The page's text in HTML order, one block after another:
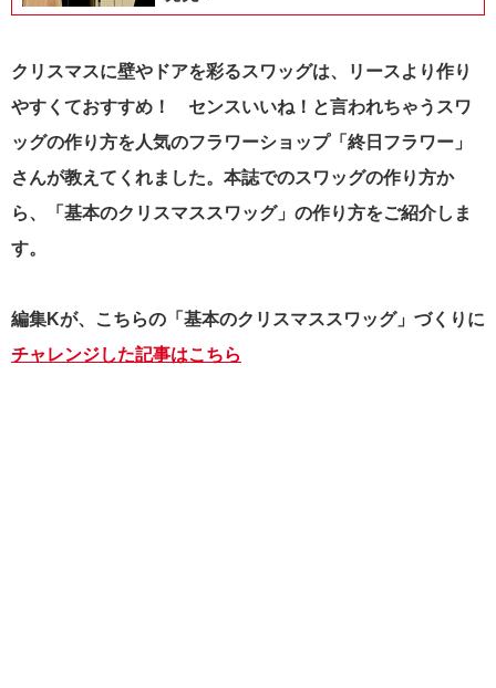
クリスマスに壁やドアを彩るスワッグは、リースより作り
やすくておすすめ！ センスいいね！と言われちゃうスワ
ッグの作り方を 人気のフラワーショップ「終日フラワー」
さんが教えてくれました。本誌でのスワッグの作り方か
ら、「基本のクリスマススワッグ」の作り方をご紹介しま
す。
編集Kが、こちらの「基本のクリスマススワッグ」づくりに
チャレンジした記事はこちら